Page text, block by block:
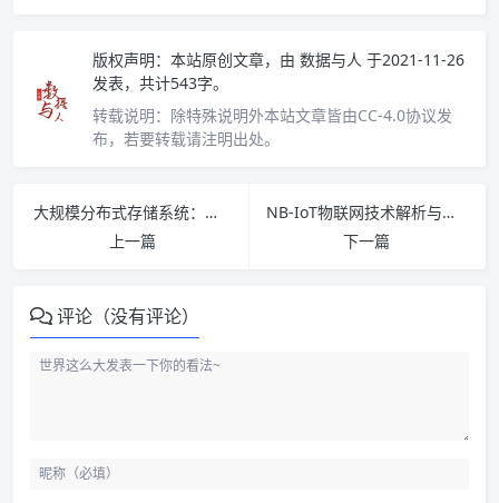
版权声明： 本站原创文章，由 数据与人 于2021-11-26
发表，共计543字。
转载说明： 除特殊说明外本站文章皆由CC-4.0协议发
布，若要转载请注明出处。
大规模分布式存储系统：原理解析与架构实战 PDF下载
上一篇
NB-IoT物联网技术解析与案例详解 PDF下载
下一篇
评论（没有评论）